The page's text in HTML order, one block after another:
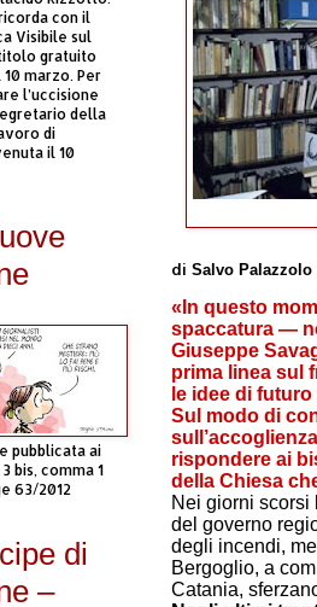
di Salvo Palazzolo
«In questo
spaccatura —
Giuseppe
prima linea sul
le idee di
Sul modo di
rispondere ai
della Chiesa
Nei giorni scorsi
del governo
degli incendi,
Bergoglio, a
Catania,
con il
Visibile sul
gratuito
marzo. Per
l’uccisione
della
di
il 10
pubblicata ai
bis, comma 1
63/2012
di
–